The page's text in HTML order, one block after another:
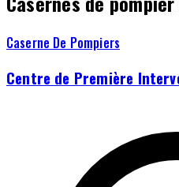
Caserne De Pompiers
Centre de Première